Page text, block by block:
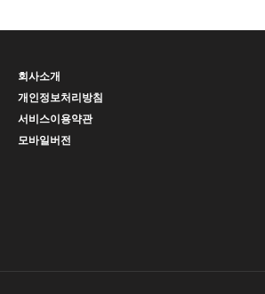
회사소개
개인정보처리방침
서비스이용약관
모바일버전